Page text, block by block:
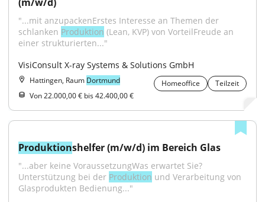
"...mit anzupackenErstes Interesse an Themen der
schlanken Produktion (Lean, KVP) von VorteilFreude an
einer strukturierten..."
VisiConsult X-ray Systems & Solutions GmbH
Hattingen, Raum Dortmund Homeoffice
Teilzeit
Von 22.000,00 € bis 42.400,00 €
Produktionshelfer (m/w/d) im Bereich Glas
"...aber keine VoraussetzungWas erwartet Sie?
Unterstützung bei der Produktion und Verarbeitung von
Glasprodukten Bedienung..."